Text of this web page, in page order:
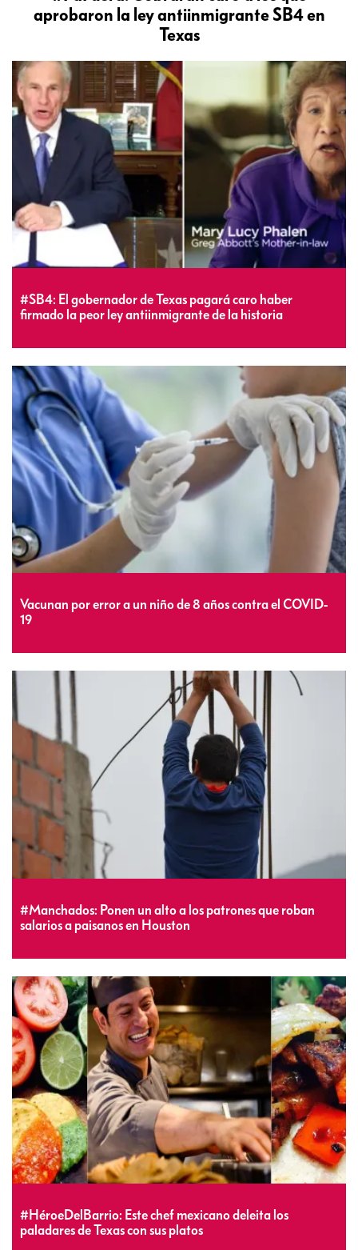
aprobaron la ley antiinmigrante SB4 en
Texas
#SB4: El gobernador de Texas pagará caro haber
firmado la peor ley antiinmigrante de la historia
Vacunan por error a un niño de 8 años contra el COVID-
19
#Manchados: Ponen un alto a los patrones que roban
salarios a paisanos en Houston
#HéroeDelBarrio: Este chef mexicano deleita los
paladares de Texas con sus platos